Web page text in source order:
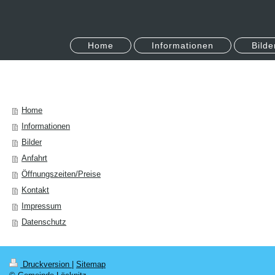
Home Informationen
Home
Informationen
Bilder
Anfahrt
Öffnungszeiten/Preise
Kontakt
Impressum
Datenschutz
Druckversion | Sitemap